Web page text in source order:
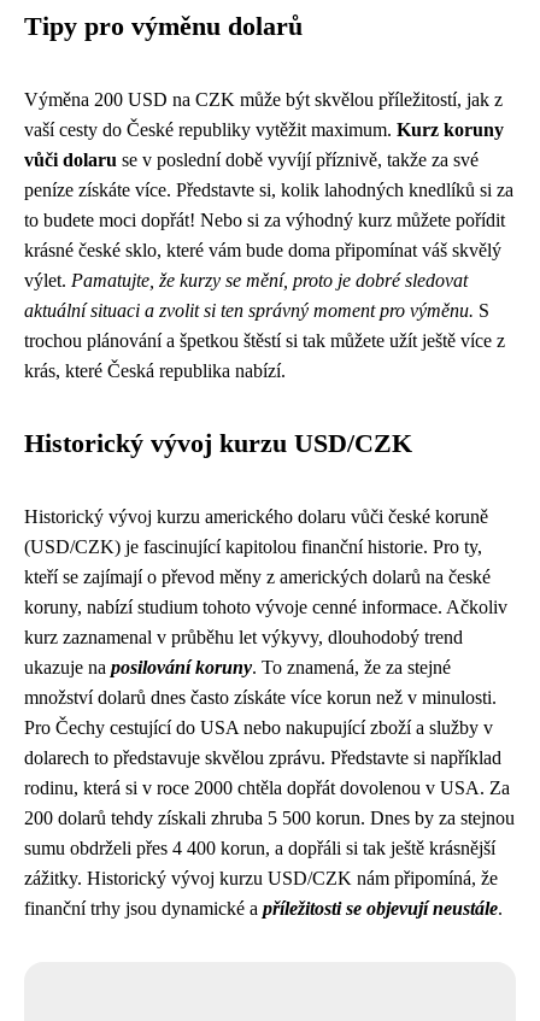
Tipy pro výměnu dolarů
Výměna 200 USD na CZK může být skvělou příležitostí, jak z
vaší cesty do České republiky vytěžit maximum. Kurz koruny
vůči dolaru se v poslední době vyvíjí příznivě, takže za své
peníze získáte více. Představte si, kolik lahodných knedlíků si za
to budete moci dopřát! Nebo si za výhodný kurz můžete pořídit
krásné české sklo, které vám bude doma připomínat váš skvělý
výlet. Pamatujte, že kurzy se mění, proto je dobré sledovat
aktuální situaci a zvolit si ten správný moment pro výměnu. S
trochou plánování a špetkou štěstí si tak můžete užít ještě více z
krás, které Česká republika nabízí.
Historický vývoj kurzu USD/CZK
Historický vývoj kurzu amerického dolaru vůči české koruně
(USD/CZK) je fascinující kapitolou finanční historie. Pro ty,
kteří se zajímají o převod měny z amerických dolarů na české
koruny, nabízí studium tohoto vývoje cenné informace. Ačkoliv
kurz zaznamenal v průběhu let výkyvy, dlouhodobý trend
ukazuje na posilování koruny. To znamená, že za stejné
množství dolarů dnes často získáte více korun než v minulosti.
Pro Čechy cestující do USA nebo nakupující zboží a služby v
dolarech to představuje skvělou zprávu. Představte si například
rodinu, která si v roce 2000 chtěla dopřát dovolenou v USA. Za
200 dolarů tehdy získali zhruba 5 500 korun. Dnes by za stejnou
sumu obdrželi přes 4 400 korun, a dopřáli si tak ještě krásnější
zážitky. Historický vývoj kurzu USD/CZK nám připomíná, že
finanční trhy jsou dynamické a příležitosti se objevují neustále.